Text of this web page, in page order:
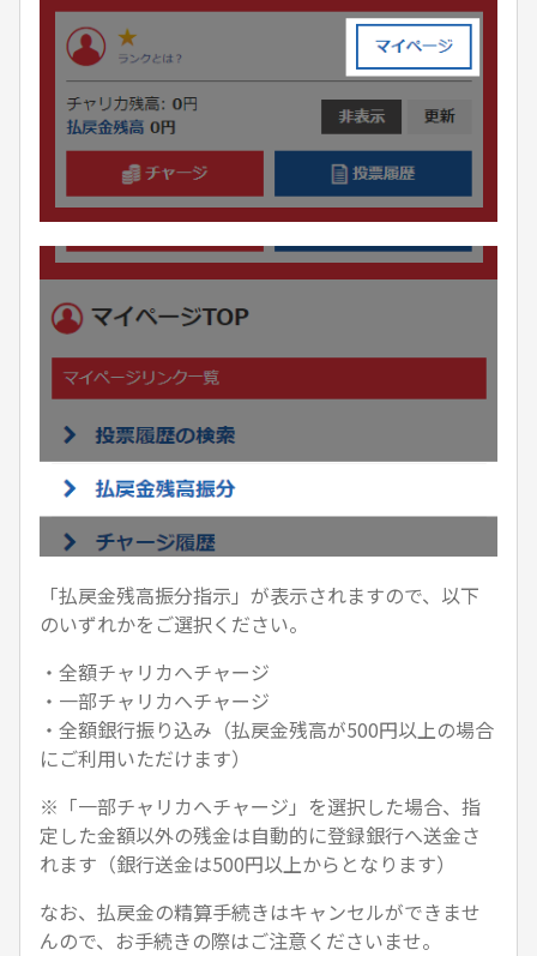
「払戻金残高振分指示」が表示されますので、以下
のいずれかをご選択ください。
・全額チャリカへチャージ
・一部チャリカへチャージ
・全額銀行振り込み（払戻金残高が500円以上の場合
にご利用いただけます）
※「一部チャリカへチャージ」を選択した場合、指
定した金額以外の残金は自動的に登録銀行へ送金さ
れます（銀行送金は500円以上からとなります）
なお、払戻金の精算手続きはキャンセルができませ
んので、お手続きの際はご注意くださいませ。